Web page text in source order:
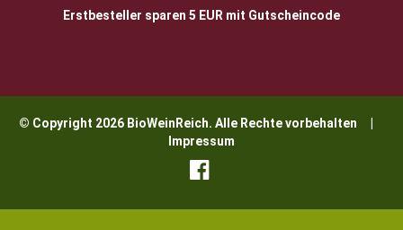
Erstbesteller sparen 5 EUR mit Gutscheincode
© Copyright 2026 BioWeinReich. Alle Rechte vorbehalten |
Impressum